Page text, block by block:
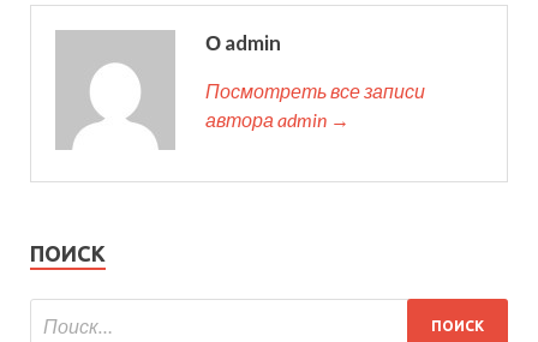
О admin
Посмотреть все записи
автора admin →
ПОИСК